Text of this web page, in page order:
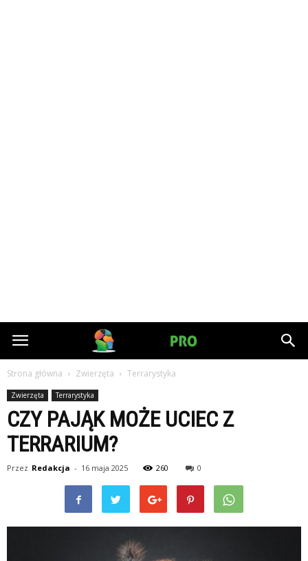
HumanPRO.pl
Strona główna Zwierzęta Terrarystyka
Zwierzęta Terrarystyka
CZY PAJĄK MOŻE UCIEC Z
TERRARIUM?
Przez Redakcja - 16 maja 2025 260 0